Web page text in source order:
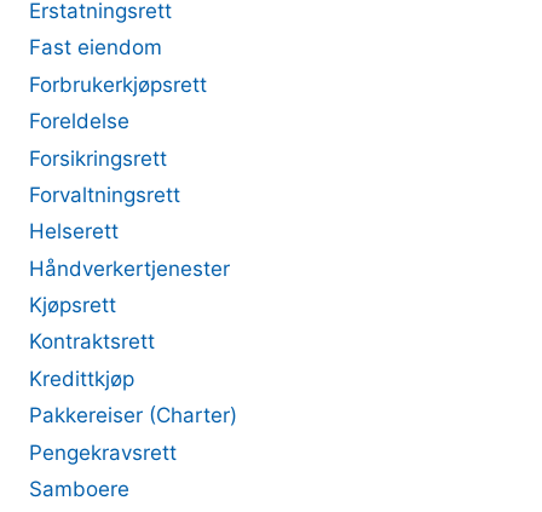
Erstatningsrett
Fast eiendom
Forbrukerkjøpsrett
Foreldelse
Forsikringsrett
Forvaltningsrett
Helserett
Håndverkertjenester
Kjøpsrett
Kontraktsrett
Kredittkjøp
Pakkereiser (Charter)
Pengekravsrett
Samboere